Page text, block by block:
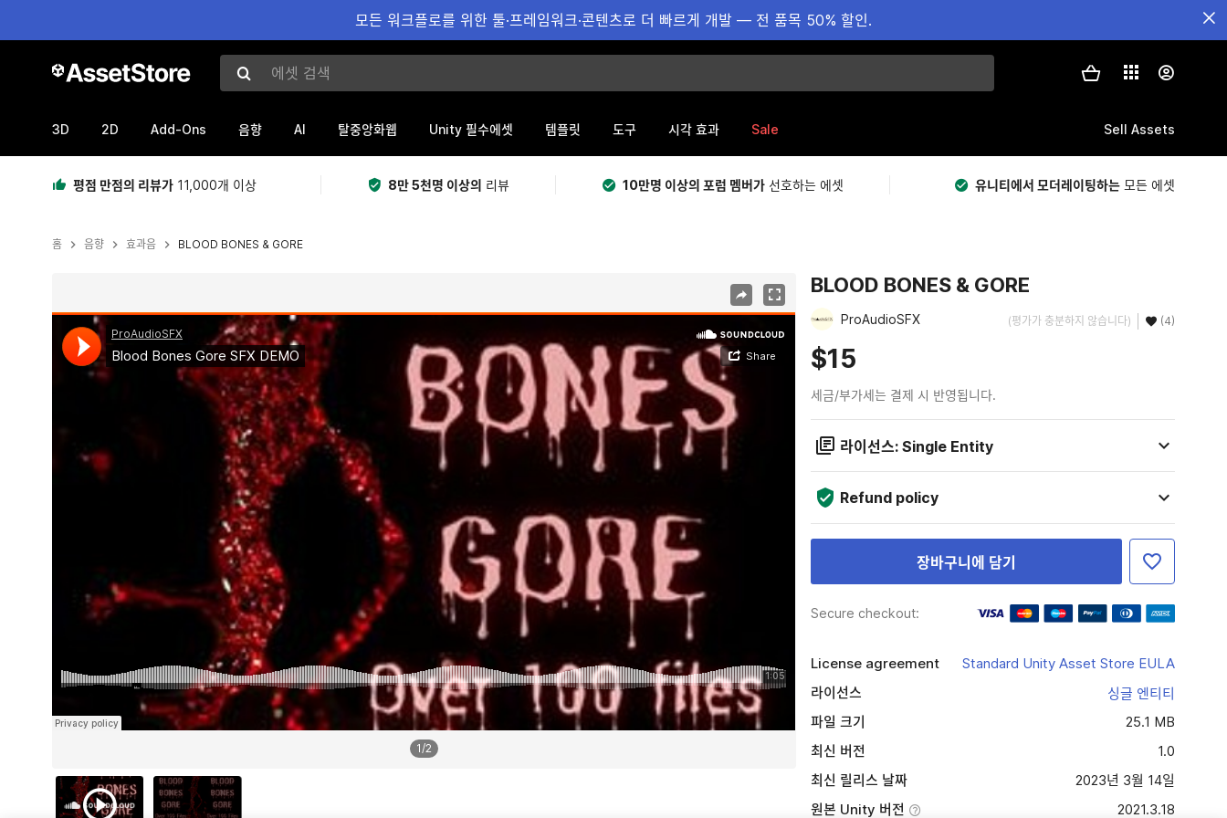
모든 워크플로를 위한 툴·프레임워크·콘텐츠로 더 빠르게 개발 — 전 품목 50% 할인.
에셋 검색
3D 2D Add-Ons 음향 AI 탈중앙화웹 Unity 필수에셋 템플릿 도구 시각 효과 Sale Sell Assets
평점 만점의 리뷰가 11,000개 이상 8만 5천명 이상의 리뷰 10만명 이상의 포럼 멤버가 선호하는 에셋 유니티에서 모더레이팅하는 모든 에셋
홈 음향 효과음 BLOOD BONES & GORE
1/2
BLOOD BONES & GORE
ProAudioSFX (평가가 충분하지 않습니다) (4)
$15
세금/부가세는 결제 시 반영됩니다.
라이선스: Single Entity
Refund policy
장바구니에 담기
Secure checkout:
License agreement
Standard Unity Asset Store EULA
라이선스
싱글 엔티티
파일 크기
25.1 MB
최신 버전
1.0
최신 릴리스 날짜
2023년 3월 14일
원본 Unity 버전
2021.3.18